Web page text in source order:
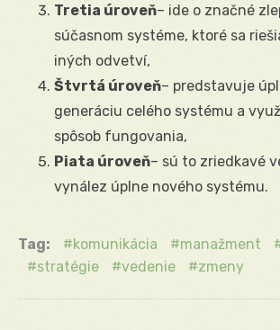
Tretia úroveň– ide o značné
súčasnom systéme, ktoré sa
iných odvetví,
Štvrtá úroveň– predstavuje
generáciu celého systému a
spôsob fungovania,
Piata úroveň– sú to zriedkavé
vynález úplne nového systému.
Tag: komunikácia manažment
stratégie
vedenie zmeny